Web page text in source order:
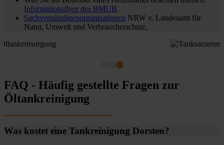
Informationsflyer des BMUB.
Sachverständigenorganisationen NRW v. Landesamt für
Natur, Umwelt und Verbraucherschutz.
FAQ - Häufig gestellte Fragen zur
Öltankreinigung
Was kostet eine Tankreinigung Dorsten?